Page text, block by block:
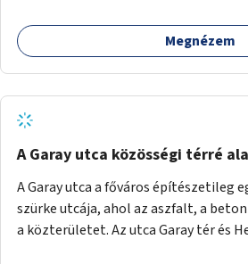
Megnézem
A Garay utca közösségi térré
A Garay utca a főváros építészetileg
szürke utcája, ahol az aszfalt, a
a közterületet. Az utca Garay tér és